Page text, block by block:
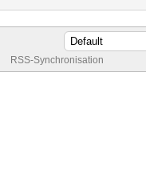
RSS-Synchronisation